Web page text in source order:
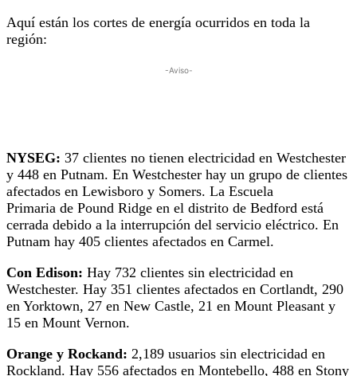
Aquí están los cortes de energía ocurridos en toda la
región:
-Aviso-
NYSEG: 37 clientes no tienen electricidad en Westchester
y 448 en Putnam. En Westchester hay un grupo de clientes
afectados en Lewisboro y Somers. La Escuela
Primaria de Pound Ridge en el distrito de Bedford está
cerrada debido a la interrupción del servicio eléctrico. En
Putnam hay 405 clientes afectados en Carmel.
Con Edison: Hay 732 clientes sin electricidad en
Westchester. Hay 351 clientes afectados en Cortlandt, 290
en Yorktown, 27 en New Castle, 21 en Mount Pleasant y
15 en Mount Vernon.
Orange y Rockand: 2,189 usuarios sin electricidad en
Rockland. Hay 556 afectados en Montebello, 488 en Stony